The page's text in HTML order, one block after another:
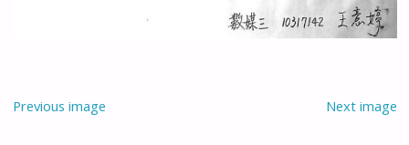
Previous image Next image